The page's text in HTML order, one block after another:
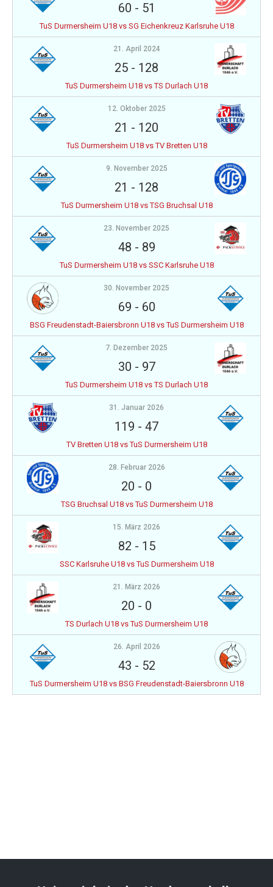
60 - 51
TuS Durmersheim U18 vs SG Eichenkreuz Karlsruhe U18
21. April 2024
25 - 128
TuS Durmersheim U18 vs TS Durlach U18
12. Oktober 2025
21 - 120
TuS Durmersheim U18 vs TV Bretten U18
9. November 2025
21 - 128
TuS Durmersheim U18 vs TSG Bruchsal U18
23. November 2025
48 - 89
TuS Durmersheim U18 vs SSC Karlsruhe U18
30. November 2025
69 - 60
BSG Freudenstadt-Baiersbronn U18 vs TuS Durmersheim U18
7. Dezember 2025
30 - 97
TuS Durmersheim U18 vs TS Durlach U18
31. Januar 2026
119 - 47
TV Bretten U18 vs TuS Durmersheim U18
28. Februar 2026
20 - 0
TSG Bruchsal U18 vs TuS Durmersheim U18
15. März 2026
82 - 15
SSC Karlsruhe U18 vs TuS Durmersheim U18
21. März 2026
20 - 0
TS Durlach U18 vs TuS Durmersheim U18
26. April 2026
43 - 52
TuS Durmersheim U18 vs BSG Freudenstadt-Baiersbronn U18